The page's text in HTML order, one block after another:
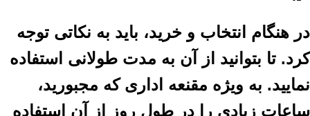
در هنگام انتخاب و خرید، باید به نکاتی توجه
کرد. تا بتوانید از آن به مدت طولانی استفاده
نمایید. به ویژه مقنعه اداری که مجبورید،
ساعات زیادی را در طول روز از آن استفاده